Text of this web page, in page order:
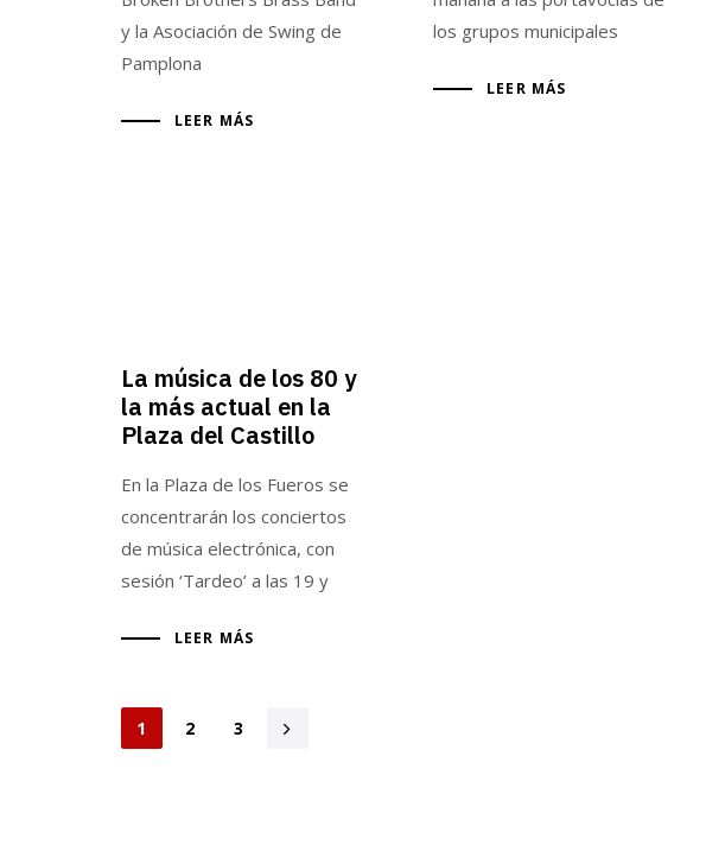
y la Asociación de Swing de
Pamplona
LEER MÁS
los grupos municipales
LEER MÁS
La música de los 80 y
la más actual en la
Plaza del Castillo
En la Plaza de los Fueros se
concentrarán los conciertos
de música electrónica, con
sesión ‘Tardeo’ a las 19 y
LEER MÁS
1 2 3